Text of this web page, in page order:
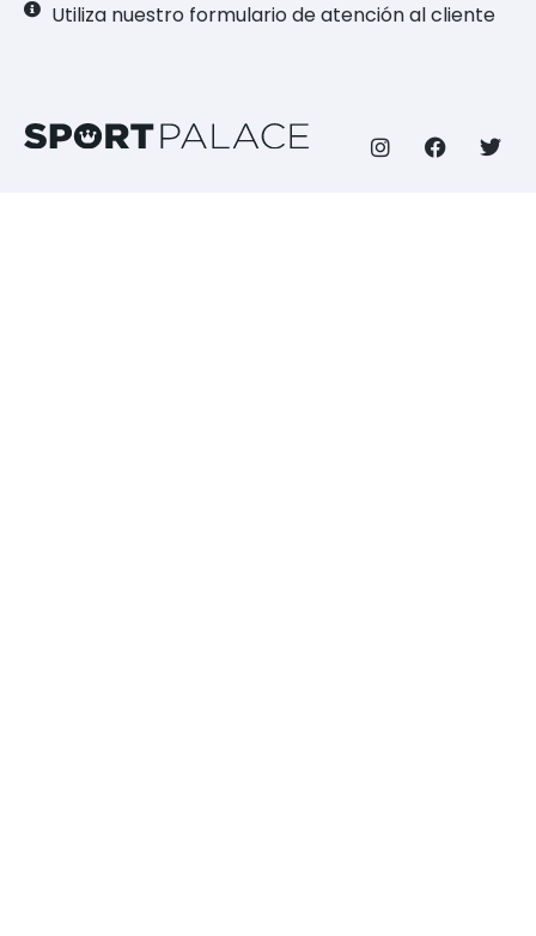
Utiliza nuestro formulario de atención al cliente